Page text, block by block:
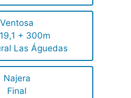
Ventosa
+ 300m
Las Águedas
Najera
Final